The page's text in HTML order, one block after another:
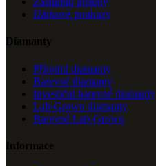
Dárkové poukazy
Diamanty
Přírodní diamanty
Barevné diamanty
Investiční barevné diamanty
Lab-Grown diamanty
Barevné Lab-Grown
Informace